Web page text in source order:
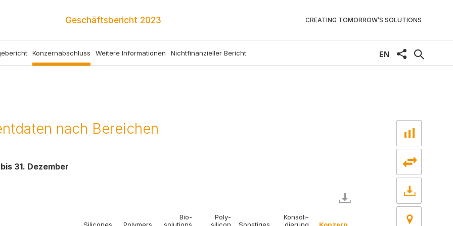
Geschäftsbericht 2023 CREATING TOMORROW’S SOLUTIONS
EN share
Konzernabschluss Weitere Informationen Nichtfinanzieller Bericht
nach Bereichen
31. Dezember
Bio­
Poly­
Konsoli­